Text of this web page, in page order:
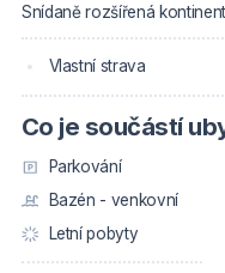
Snídaně rozšířená
Vlastní strava
Co je součástí
Parkování
Bazén - venkovní
Letní pobyty